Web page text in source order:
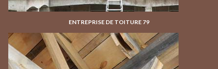
ENTREPRISE DE TOITURE 79